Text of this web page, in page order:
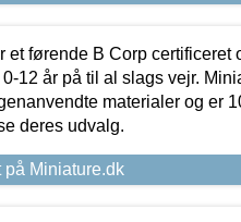
et førende B Corp
12 år på til al slags vejr.
materialer og er
deres udvalg.
på Miniature.dk